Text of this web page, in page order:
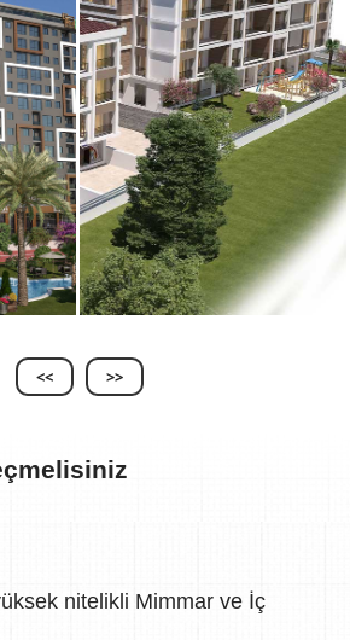
<< >>
nitelikli Mimmar ve İç